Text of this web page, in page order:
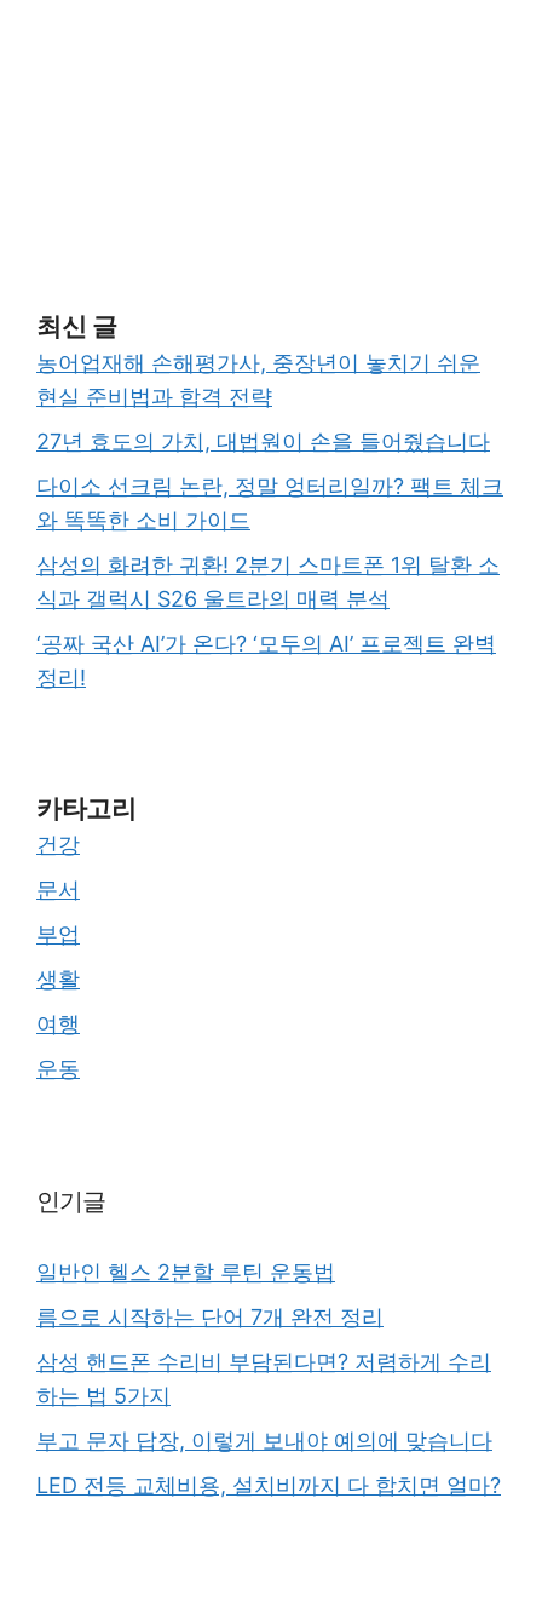
최신 글
농어업재해 손해평가사, 중장년이 놓치기 쉬운
현실 준비법과 합격 전략
27년 효도의 가치, 대법원이 손을 들어줬습니다
다이소 선크림 논란, 정말 엉터리일까? 팩트 체크
와 똑똑한 소비 가이드
삼성의 화려한 귀환! 2분기 스마트폰 1위 탈환 소
식과 갤럭시 S26 울트라의 매력 분석
‘공짜 국산 AI’가 온다? ‘모두의 AI’ 프로젝트 완벽
정리!
카타고리
건강
문서
부업
생활
여행
운동
인기글
일반인 헬스 2분할 루틴 운동법
름으로 시작하는 단어 7개 완전 정리
삼성 핸드폰 수리비 부담된다면? 저렴하게 수리
하는 법 5가지
부고 문자 답장, 이렇게 보내야 예의에 맞습니다
LED 전등 교체비용, 설치비까지 다 합치면 얼마?